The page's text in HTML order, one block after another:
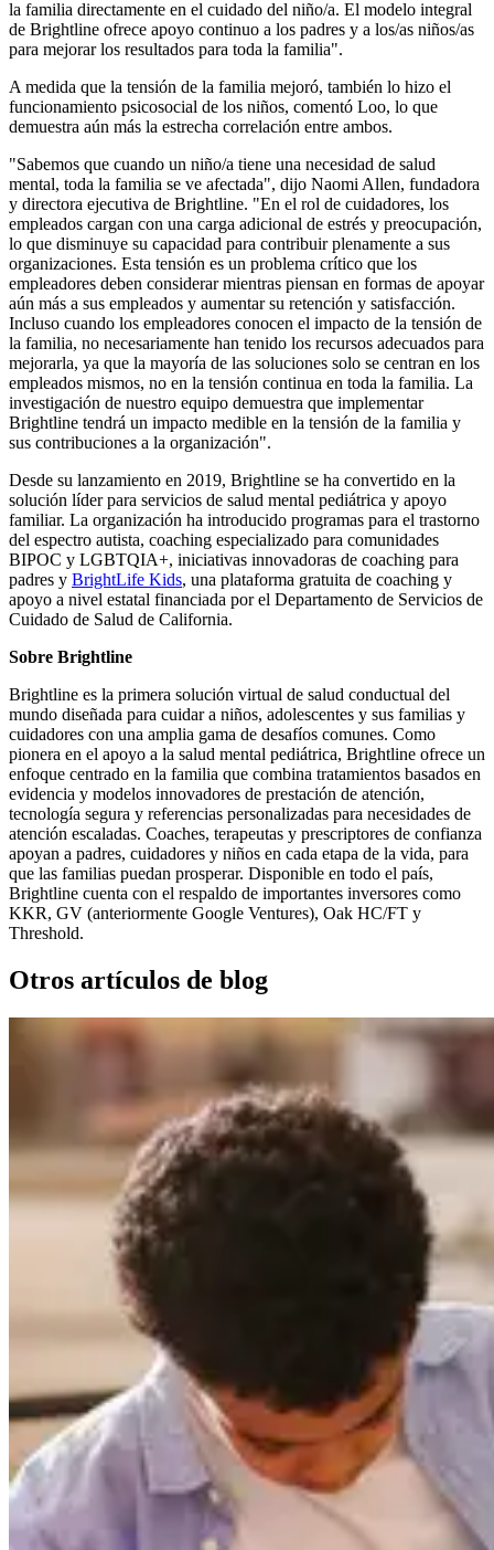
la familia directamente en el cuidado del niño/a. El modelo integral
de Brightline ofrece apoyo continuo a los padres y a los/as niños/as
para mejorar los resultados para toda la familia".
A medida que la tensión de la familia mejoró, también lo hizo el
funcionamiento psicosocial de los niños, comentó Loo, lo que
demuestra aún más la estrecha correlación entre ambos.
"Sabemos que cuando un niño/a tiene una necesidad de salud
mental, toda la familia se ve afectada", dijo Naomi Allen, fundadora
y directora ejecutiva de Brightline. "En el rol de cuidadores, los
empleados cargan con una carga adicional de estrés y preocupación,
lo que disminuye su capacidad para contribuir plenamente a sus
organizaciones. Esta tensión es un problema crítico que los
empleadores deben considerar mientras piensan en formas de apoyar
aún más a sus empleados y aumentar su retención y satisfacción.
Incluso cuando los empleadores conocen el impacto de la tensión de
la familia, no necesariamente han tenido los recursos adecuados para
mejorarla, ya que la mayoría de las soluciones solo se centran en los
empleados mismos, no en la tensión continua en toda la familia. La
investigación de nuestro equipo demuestra que implementar
Brightline tendrá un impacto medible en la tensión de la familia y
sus contribuciones a la organización".
Desde su lanzamiento en 2019, Brightline se ha convertido en la
solución líder para servicios de salud mental pediátrica y apoyo
familiar. La organización ha introducido programas para el trastorno
del espectro autista, coaching especializado para comunidades
BIPOC y LGBTQIA+, iniciativas innovadoras de coaching para
padres y BrightLife Kids, una plataforma gratuita de coaching y
apoyo a nivel estatal financiada por el Departamento de Servicios de
Cuidado de Salud de California.
Sobre Brightline
Brightline es la primera solución virtual de salud conductual del
mundo diseñada para cuidar a niños, adolescentes y sus familias y
cuidadores con una amplia gama de desafíos comunes. Como
pionera en el apoyo a la salud mental pediátrica, Brightline ofrece un
enfoque centrado en la familia que combina tratamientos basados en
evidencia y modelos innovadores de prestación de atención,
tecnología segura y referencias personalizadas para necesidades de
atención escaladas. Coaches, terapeutas y prescriptores de confianza
apoyan a padres, cuidadores y niños en cada etapa de la vida, para
que las familias puedan prosperar. Disponible en todo el país,
Brightline cuenta con el respaldo de importantes inversores como
KKR, GV (anteriormente Google Ventures), Oak HC/FT y
Threshold.
Otros artículos de blog